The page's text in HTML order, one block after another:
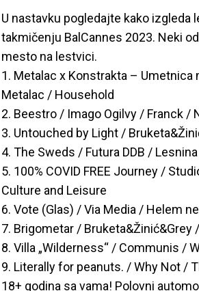
U nastavku pogledajte kako
takmičenju BalCannes 2023. Neki
mesto na lestvici.
1. Metalac x Konstrakta –
Metalac / Household
2. Beestro / Imago Ogilvy / Franck /
3. Untouched by Light /
4. The Sweds / Futura DDB /
5. 100% COVID FREE Journey /
Culture and Leisure
6. Vote (Glas) / Via Media / Helem
7. Brigometar /
8. Villa „Wilderness“ / Communis /
9. Literally for peanuts. / Why Not /
18+ godina sa vama! Polovni